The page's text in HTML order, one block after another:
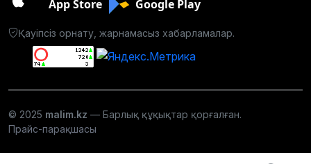
App Store Google Play
Қауіпсіз орнату, жарнамасыз хабарламалар.
© 2025 malim.kz — Барлық құқықтар қорғалған.
Прайс-парақшасы